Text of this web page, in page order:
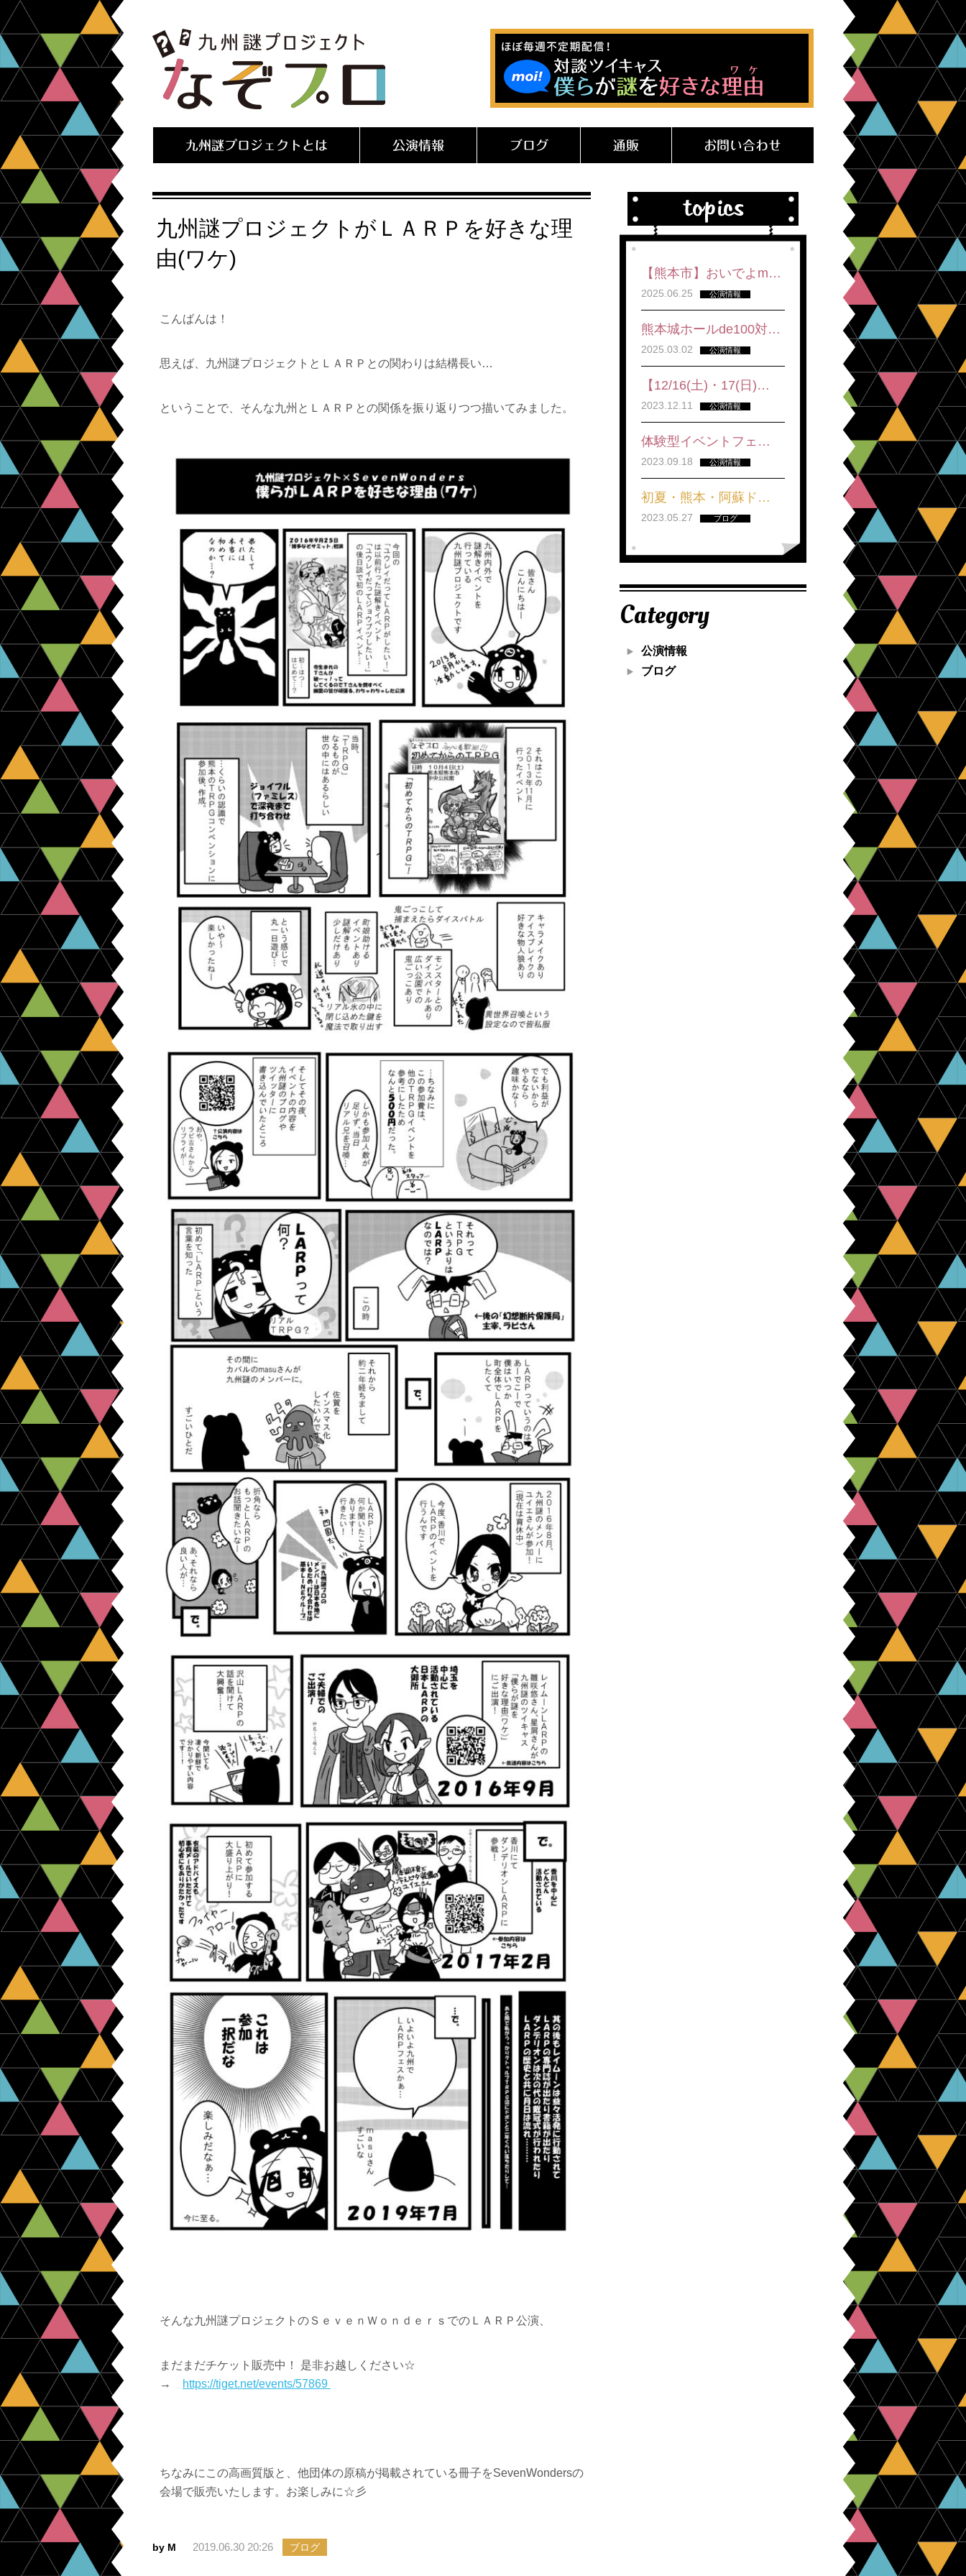
九州謎プロジェクトとは 公演情報 ブログ 通販 お問い合わせ
九州謎プロジェクトがＬＡＲＰを好きな理
由(ワケ)
こんばんは！
思えば、九州謎プロジェクトとＬＡＲＰとの関わりは結構長い…
ということで、そんな九州とＬＡＲＰとの関係を振り返りつつ描いてみました。
そんな九州謎プロジェクトのＳｅｖｅｎＷｏｎｄｅｒｓでのＬＡＲＰ公演、
まだまだチケット販売中！ 是非お越しください☆
→
https://tiget.net/events/57869
ちなみにこの高画質版と、他団体の原稿が掲載されている冊子をSevenWondersの
会場で販売いたします。お楽しみに☆彡
by M 2019.06.30 20:26 ブログ
【熊本市】おいでよm…
2025.06.25 公演情報
熊本城ホールde100対…
2025.03.02 公演情報
【12/16(土)・17(日)…
2023.12.11 公演情報
体験型イベントフェ…
2023.09.18 公演情報
初夏・熊本・阿蘇ド…
2023.05.27 ブログ
Category
公演情報
ブログ